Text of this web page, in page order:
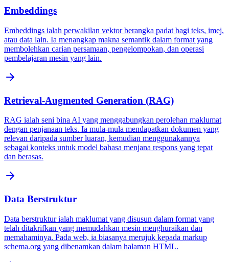
Embeddings
Embeddings ialah perwakilan vektor berangka padat bagi teks, imej,
atau data lain. Ia menangkap makna semantik dalam format yang
membolehkan carian persamaan, pengelompokan, dan operasi
pembelajaran mesin yang lain.
Retrieval-Augmented Generation (RAG)
RAG ialah seni bina AI yang menggabungkan perolehan maklumat
dengan penjanaan teks. Ia mula-mula mendapatkan dokumen yang
relevan daripada sumber luaran, kemudian menggunakannya
sebagai konteks untuk model bahasa menjana respons yang tepat
dan berasas.
Data Berstruktur
Data berstruktur ialah maklumat yang disusun dalam format yang
telah ditakrifkan yang memudahkan mesin menghuraikan dan
memahaminya. Pada web, ia biasanya merujuk kepada markup
schema.org yang dibenamkan dalam halaman HTML.